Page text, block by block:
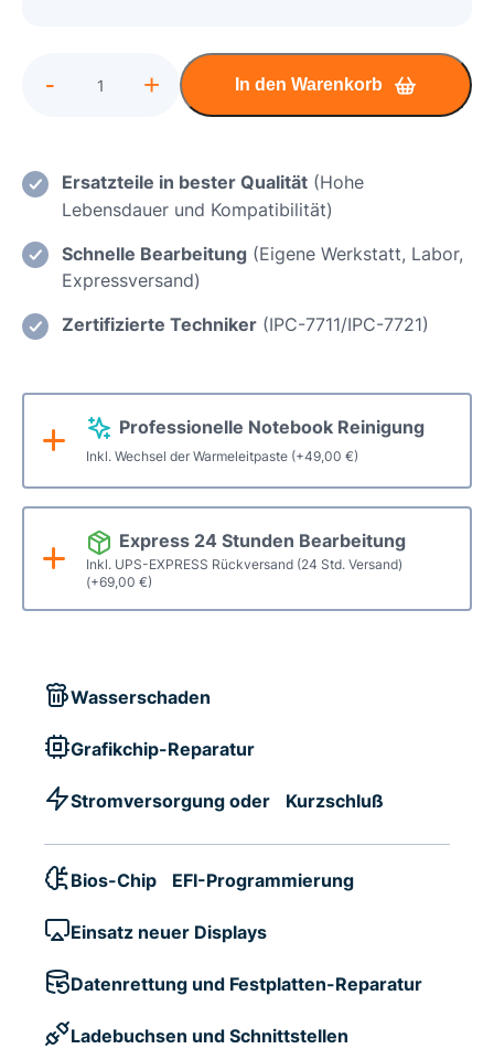
Professionelle Notebook Reinigung
Inkl. Wechsel der Warmeleitpaste (+49,00 €)
Express 24 Stunden Bearbeitung
Inkl. UPS-EXPRESS Rückversand (24 Std. Versand)
(+69,00 €)
HP
Mainboard
Reparatur
- + In den Warenkorb
Ersatzteile in bester Qualität (Hohe
Lebensdauer und Kompatibilität)
Schnelle Bearbeitung (Eigene Werkstatt, Labor,
Expressversand)
Zertifizierte Techniker (IPC-7711/IPC-7721)
Wasserschaden
Grafikchip-Reparatur
Stromversorgung oder Kurzschluß
Bios-Chip EFI-Programmierung
Einsatz neuer Displays
Datenrettung und Festplatten-Reparatur
Ladebuchsen und Schnittstellen